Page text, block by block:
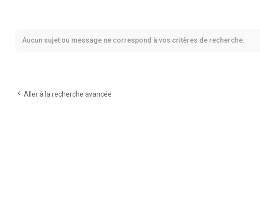
Aucun sujet ou message ne correspond à vos critères de recherche.
Aller à la recherche avancée